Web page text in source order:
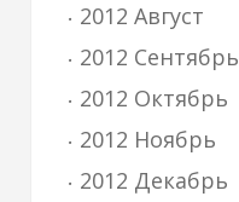
2012 Август
2012 Сентябрь
2012 Октябрь
2012 Ноябрь
2012 Декабрь